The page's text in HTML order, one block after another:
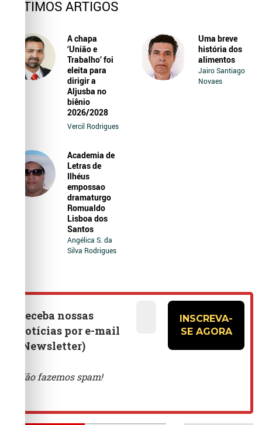
ÚLTIMOS ARTIGOS
A chapa
‘União e
Trabalho’ foi
eleita para
dirigir a
Aljusba no
biênio
2026/2028
Vercil Rodrigues
Uma breve
história dos
alimentos
Jairo Santiago
Novaes
Academia de
Letras de
Ilhéus
empossao
dramaturgo
Romualdo
Lisboa dos
Santos
Angélica S. da
Silva Rodrigues